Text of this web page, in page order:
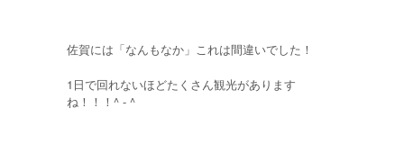
佐賀には「なんもなか」これは間違いでした！
1日で回れないほどたくさん観光があります
ね！！！^ - ^